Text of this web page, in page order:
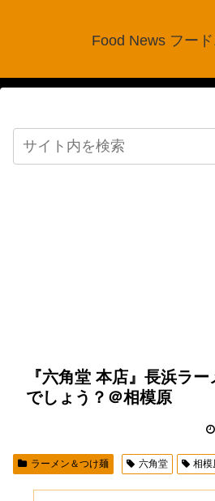
Food News フー
『六角堂 本店』長浜ラ
でしょう？＠相模原
ラーメン＆つけ麺 六角堂 相模